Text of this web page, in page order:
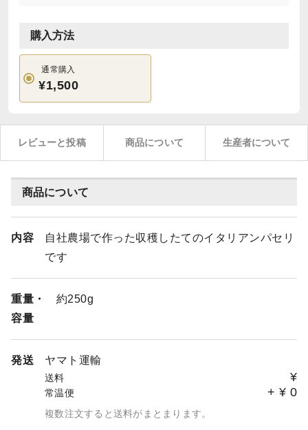
購入方法
通常購入
¥1,500
レビューと投稿 商品について 生産者について
商品について
内容
自社農場で作った収穫したてのイタリアンパセリ
です
重量・
容量
約250g
発送 ヤマト運輸
送料 ¥
常温便 + ¥ 0
複数注文すると送料がまとまります。